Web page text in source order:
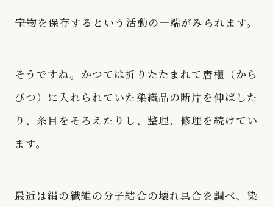
――宝物を保存するという活動の一端がみられます。
そうですね。かつては折りたたまれて唐櫃（から
びつ）に入れられていた染織品の断片を伸ばした
り、糸目をそろえたりし、整理、修理を続けてい
ます。
最近は絹の繊維の分子結合の壊れ具合を調べ、染